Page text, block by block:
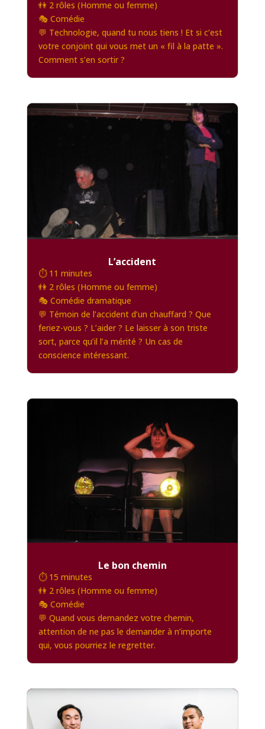
👫 2 rôles (Homme ou femme)
🎭 Comédie
💬 Technologie, quand tu nous tiens ! Et si c’est
votre conjoint qui vous met un « fil à la patte ».
Comment s’en sortir ?
L’accident
⏱️ 11 minutes
👫 2 rôles (Homme ou femme)
🎭 Comédie dramatique
💬 Témoin de l’accident d’un chauffard ? Que
feriez-vous ? L’aider ? Le laisser à son triste
sort, parce qu’il l’a mérité ? Un cas de
conscience intéressant.
Le bon chemin
⏱️ 15 minutes
👫 2 rôles (Homme ou femme)
🎭 Comédie
💬 Quand vous demandez votre chemin,
attention de ne pas le demander à n’importe
qui, vous pourriez le regretter.